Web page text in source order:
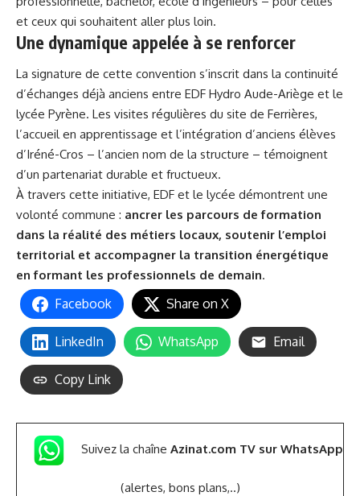
et ceux qui souhaitent aller plus loin.
Une dynamique appelée à se renforcer
La signature de cette convention s’inscrit dans la continuité
d’échanges déjà anciens entre EDF Hydro Aude-Ariège et le
lycée Pyrène. Les visites régulières du site de Ferrières,
l’accueil en apprentissage et l’intégration d’anciens élèves
d’Iréné-Cros – l’ancien nom de la structure – témoignent
d’un partenariat durable et fructueux.
À travers cette initiative, EDF et le lycée démontrent une
volonté commune : ancrer les parcours de formation
dans la réalité des métiers locaux, soutenir l’emploi
territorial et accompagner la transition énergétique
en formant les professionnels de demain.
Facebook Share on X
LinkedIn WhatsApp Email
Copy Link
Suivez la chaîne Azinat.com TV sur WhatsApp
(alertes, bons plans,..)